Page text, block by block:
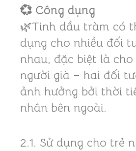
💞 Công dụng
🌿Tinh dầu tràm có
dụng cho nhiều đối
nhau, đặc biệt là
người già – hai đối
ảnh hưởng bởi thời
nhân bên ngoài.
2.1. Sử dụng cho trẻ